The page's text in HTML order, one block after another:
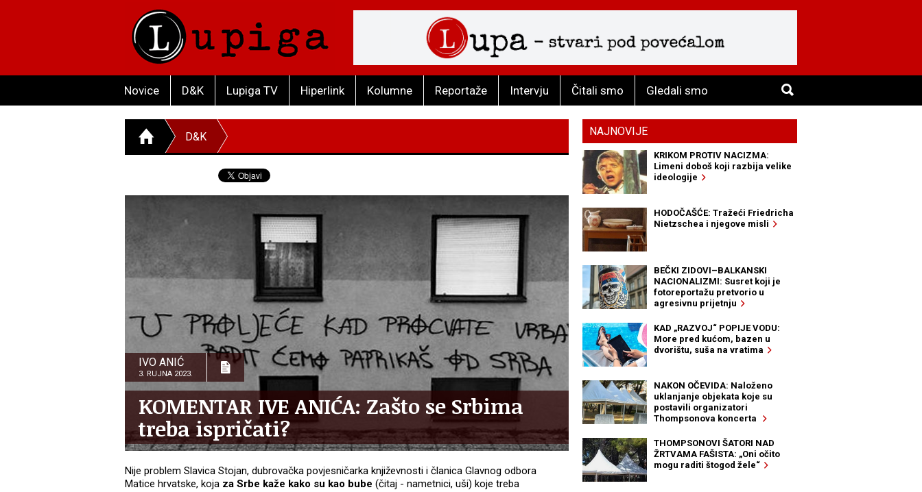
Novice D&K Lupiga TV Hiperlink Kolumne Reportaže Intervju Čitali smo Gledali smo
D&K
IVO ANIĆ
3. RUJNA 2023.
KOMENTAR IVE ANIĆA: Zašto se Srbima
treba ispričati?
Nije problem Slavica Stojan, dubrovačka povjesničarka književnosti i članica Glavnog odbora
Matice hrvatske, koja za Srbe kaže kako su kao bube (čitaj - nametnici, uši) koje treba
NAJNOVIJE
KRIKOM PROTIV NACIZMA:
Limeni doboš koji razbija velike
ideologije
HODOČAŠĆE: Tražeći Friedricha
Nietzschea i njegove misli
BEČKI ZIDOVI–BALKANSKI
NACIONALIZMI: Susret koji je
fotoreportažu pretvorio u
agresivnu prijetnju
KAD „RAZVOJ“ POPIJE VODU:
More pred kućom, bazen u
dvorištu, suša na vratima
NAKON OČEVIDA: Naloženo
uklanjanje objekata koje su
postavili organizatori
Thompsonova koncerta
THOMPSONOVI ŠATORI NAD
ŽRTVAMA FAŠISTA: „Oni očito
mogu raditi štogod žele“